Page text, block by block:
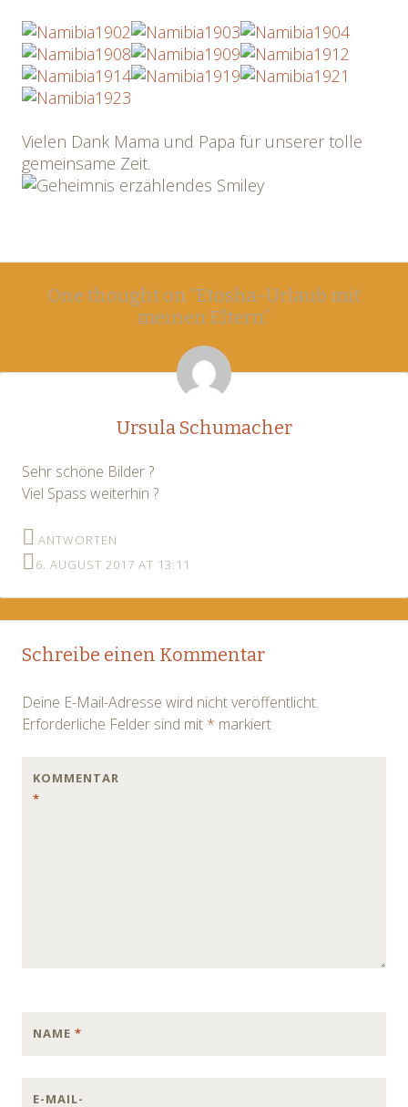
Vielen Dank Mama und Papa für unserer tolle
gemeinsame Zeit.
Post
navigation
One thought on “Etosha-Urlaub mit
meinen Eltern”
Ursula Schumacher
Sehr schöne Bilder ?
Viel Spass weiterhin ?
ANTWORTEN
6. AUGUST 2017 AT 13:11
Schreibe einen Kommentar
Deine E-Mail-Adresse wird nicht veröffentlicht.
Erforderliche Felder sind mit * markiert
KOMMENTAR
*
NAME *
E-MAIL-